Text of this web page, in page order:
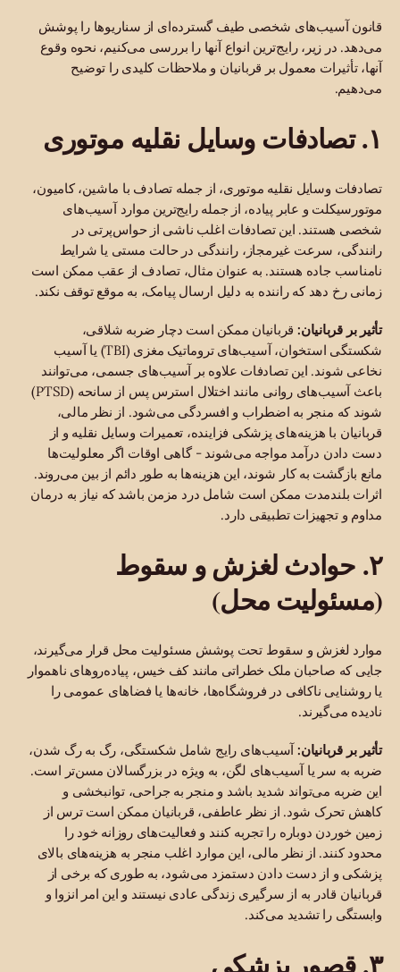
قانون آسیب‌های شخصی طیف گسترده‌ای از سناریوها را پوشش
می‌دهد. در زیر، رایج‌ترین انواع آنها را بررسی می‌کنیم، نحوه وقوع
آنها، تأثیرات معمول بر قربانیان و ملاحظات کلیدی را توضیح
می‌دهیم.
۱. تصادفات وسایل نقلیه موتوری
تصادفات وسایل نقلیه موتوری، از جمله تصادف با ماشین، کامیون،
موتورسیکلت و عابر پیاده، از جمله رایج‌ترین موارد آسیب‌های
شخصی هستند. این تصادفات اغلب ناشی از حواس‌پرتی در
رانندگی، سرعت غیرمجاز، رانندگی در حالت مستی یا شرایط
نامناسب جاده هستند. به عنوان مثال، تصادف از عقب ممکن است
زمانی رخ دهد که راننده به دلیل ارسال پیامک، به موقع توقف نکند.
تأثیر بر قربانیان:قربانیان ممکن است دچار ضربه شلاقی،
شکستگی استخوان، آسیب‌های تروماتیک مغزی (TBI) یا آسیب
نخاعی شوند. این تصادفات علاوه بر آسیب‌های جسمی، می‌توانند
باعث آسیب‌های روانی مانند اختلال استرس پس از سانحه (PTSD)
شوند که منجر به اضطراب و افسردگی می‌شود. از نظر مالی،
قربانیان با هزینه‌های پزشکی فزاینده، تعمیرات وسایل نقلیه و از
دست دادن درآمد مواجه می‌شوند - گاهی اوقات اگر معلولیت‌ها
مانع بازگشت به کار شوند، این هزینه‌ها به طور دائم از بین می‌روند.
اثرات بلندمدت ممکن است شامل درد مزمن باشد که نیاز به درمان
مداوم و تجهیزات تطبیقی دارد.
۲. حوادث لغزش و سقوط
(مسئولیت محل)
موارد لغزش و سقوط تحت پوشش مسئولیت محل قرار می‌گیرند،
جایی که صاحبان ملک خطراتی مانند کف خیس، پیاده‌روهای ناهموار
یا روشنایی ناکافی در فروشگاه‌ها، خانه‌ها یا فضاهای عمومی را
نادیده می‌گیرند.
تأثیر بر قربانیان:آسیب‌های رایج شامل شکستگی، رگ به رگ شدن،
ضربه به سر یا آسیب‌های لگن، به ویژه در بزرگسالان مسن‌تر است.
این ضربه می‌تواند شدید باشد و منجر به جراحی، توانبخشی و
کاهش تحرک شود. از نظر عاطفی، قربانیان ممکن است ترس از
زمین خوردن دوباره را تجربه کنند و فعالیت‌های روزانه خود را
محدود کنند. از نظر مالی، این موارد اغلب منجر به هزینه‌های بالای
پزشکی و از دست دادن دستمزد می‌شود، به طوری که برخی از
قربانیان قادر به از سرگیری زندگی عادی نیستند و این امر انزوا و
وابستگی را تشدید می‌کند.
۳. قصور پزشکی